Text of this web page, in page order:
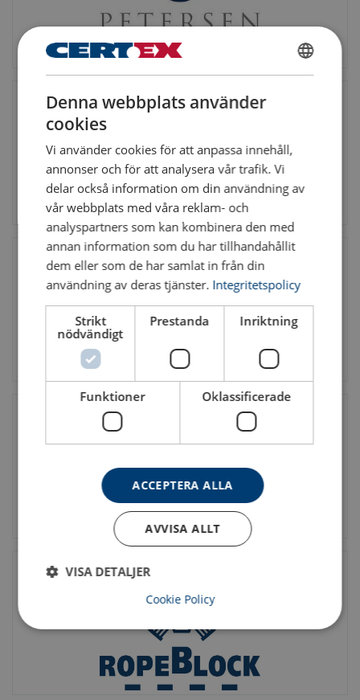
SWEDISH
ENGLISH TRANSLATION
Denna webbplats använder
cookies
Vi använder cookies för att anpassa innehåll,
annonser och för att analysera vår trafik. Vi
delar också information om din användning av
vår webbplats med våra reklam- och
analyspartners som kan kombinera den med
annan information som du har tillhandahållit
dem eller som de har samlat in från din
användning av deras tjänster. Integritetspolicy
Strikt
nödvändigt
Prestanda Inriktning
Funktioner Oklassificerade
ACCEPTERA ALLA
AVVISA ALLT
VISA DETALJER
Cookie Policy